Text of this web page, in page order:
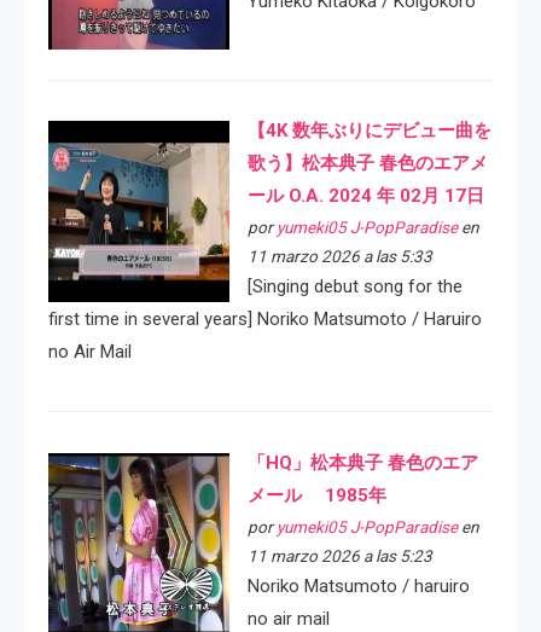
【4K 数年ぶりにデビュー曲を
歌う】松本典子 春色のエアメ
ール O.A. 2024 年 02月 17日
por yumeki05 J-PopParadiseen
11 marzo 2026 a las 5:33
[Singing debut song for the
first time in several years] Noriko Matsumoto / Haruiro
no Air Mail
「HQ」松本典子 春色のエア
メール 1985年
por yumeki05 J-PopParadiseen
11 marzo 2026 a las 5:23
Noriko Matsumoto / haruiro
no air mail